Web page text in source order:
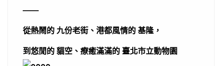
——
從熱鬧的 九份老街、港都風情的 基隆，
到悠閒的 貓空、療癒滿滿的 臺北市立動物園